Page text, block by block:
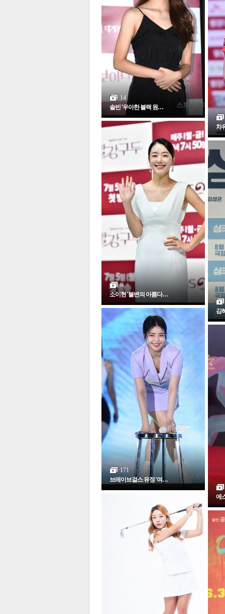
인
포토갤러리
14
솔빈 '우아한 블랙 원…
6
소이현 '불변의 아름다…
171
브레이브걸스 유정 '여…
차
김
에